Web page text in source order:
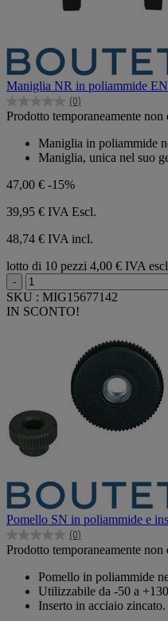
Maniglia NR in poliammide
(0)
0.0
su
Prodotto temporaneamente
Maniglia in poliammide
Maniglia, unica nel suo
47,00 € -15%
39,95 € IVA Escl.
48,74 € IVA incl.
lotto di 10 pezzi 4,00 € IVA
-
SKU : MIG15677142
IN SCONTO!
Pomello SN in poliammide e
(0)
0.0
su
Prodotto temporaneamente
Pomello in poliammide
Utilizzabile da -50 a
Inserto in acciaio zincato.